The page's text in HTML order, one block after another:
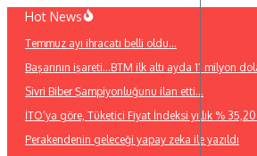
İçeriğe
Hot News
Temmuz ayı ihracatı belli oldu…
Başarının işareti…BTM ilk altı ayda 11 milyon
Sivri Biber Şampiyonluğunu ilan etti…
İTO’ya göre, Tüketici Fiyat İndeksi yıllık %
Perakendenin geleceği yapay zeka ile yazıldı